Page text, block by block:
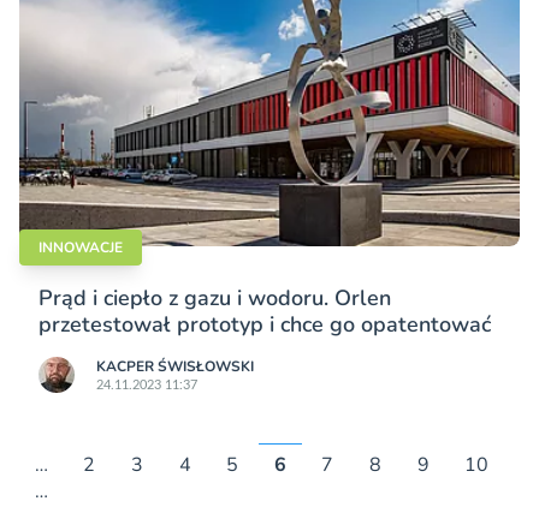
INNOWACJE
Prąd i ciepło z gazu i wodoru. Orlen
przetestował prototyp i chce go opatentować
KACPER ŚWISŁO­WSKI
24.11.2023 11:37
… 2 3 4 5 6 7 8 9
10
…